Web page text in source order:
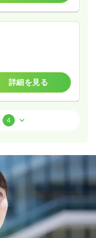
詳細を見る
詳細を見る
4